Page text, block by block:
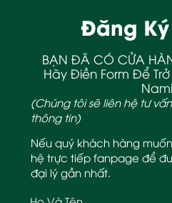
Đăng
BẠN ĐÃ CÓ CỬA
Hãy Điền Form Để
(Chúng tôi sẽ liên hệ tư
thông tin)
Nếu quý khách hàng
hệ trực tiếp fanpage để
đại lý gần nhất.